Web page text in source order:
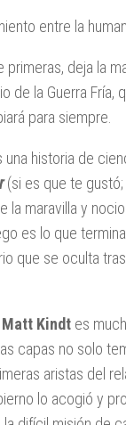
entre la
deja la
de la Guerra Fría,
para siempre.
historia de
(si es que te gustó;
la maravilla y
es lo que
que se oculta
Matt Kindt es
capas no solo
aristas del
lo acogió y